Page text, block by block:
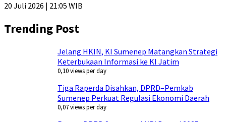
20 Juli 2026 | 21:05 WIB
Trending Post
Jelang HKIN, KI Sumenep Matangkan Strategi
Keterbukaan Informasi ke KI Jatim
0,10 views per day
Tiga Raperda Disahkan, DPRD–Pemkab
Sumenep Perkuat Regulasi Ekonomi Daerah
0,07 views per day